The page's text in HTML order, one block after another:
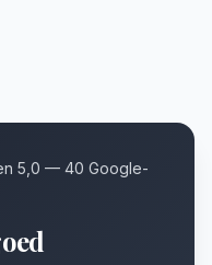
5,0 — 40 Google-